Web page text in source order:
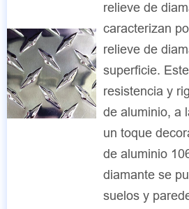
relieve de
caracterizan
relieve de
superficie.
resistencia y
de aluminio, a
un toque
de aluminio
diamante se
suelos y